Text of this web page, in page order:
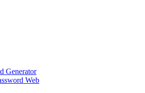
Generator
Web